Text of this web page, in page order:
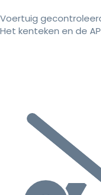
Voertuig
Het kenteken en de